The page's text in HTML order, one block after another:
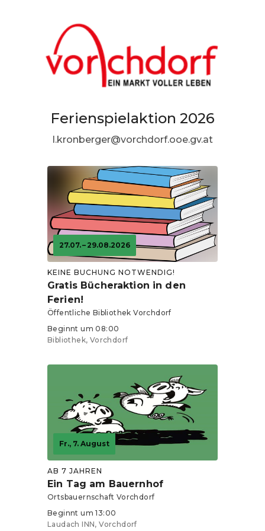
Ferienspielaktion 2026
l.kronberger@vorchdorf.ooe.gv.at
27.07. – 29.08.2026
KEINE BUCHUNG NOTWENDIG!
Gratis Bücheraktion in den
Ferien!
Öffentliche Bibliothek Vorchdorf
Beginnt um 08:00
Bibliothek, Vorchdorf
Fr., 7. August
AB 7 JAHREN
Ein Tag am Bauernhof
Ortsbauernschaft Vorchdorf
Beginnt um 13:00
Laudach INN, Vorchdorf